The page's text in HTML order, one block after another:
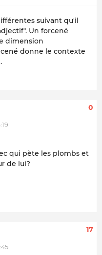
suivant qu'il
Un forcené
dimension
donne le contexte
0
qui pète les plombs et
de lui?
17